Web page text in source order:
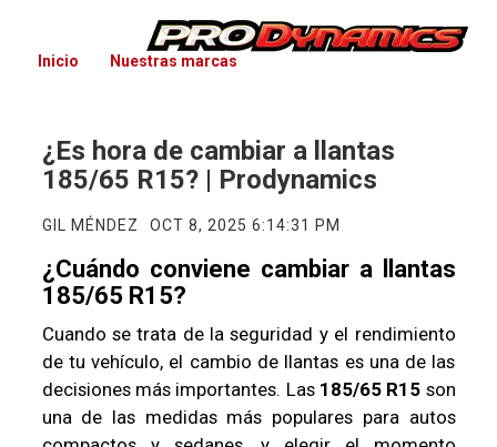
Inicio Nuestras marcas
¿Es hora de cambiar a llantas
185/65 R15? | Prodynamics
GIL MÉNDEZ OCT 8, 2025 6:14:31 PM
¿Cuándo conviene cambiar a llantas
185/65 R15?
Cuando se trata de la seguridad y el rendimiento
de tu vehículo, el cambio de llantas es una de las
decisiones más importantes. Las 185/65 R15 son
una de las medidas más populares para autos